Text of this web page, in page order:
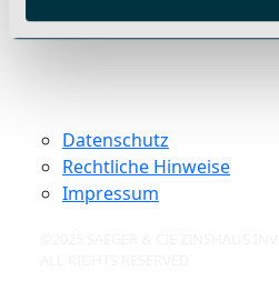
Datenschutz
Rechtliche Hinweise
Impressum